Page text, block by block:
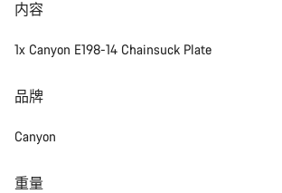
内容
1x Canyon E198-14 Chainsuck Plate
品牌
Canyon
重量